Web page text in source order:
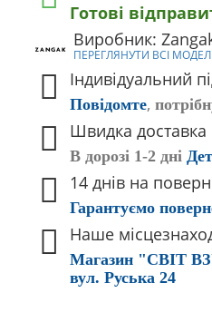
Готові
Виробник:
ПЕРЕГЛЯНУТИ ВСІ
Індивідуальний
Повідомте,
Швидка доставка
В дорозі 1-2 дні
14 днів на
Гарантуємо
Наше
Магазин "СВІТ
вул. Руська 24